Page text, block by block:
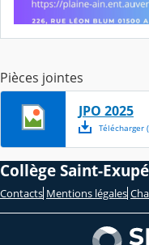
Pièces jointes
JPO 2025
Télécharger(
Collège Saint-
Contacts Mentions légales